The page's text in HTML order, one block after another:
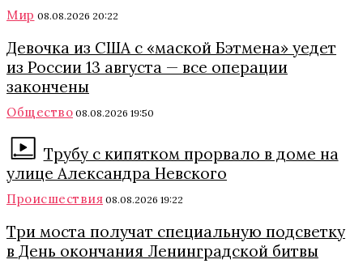
Мир 08.08.2026 20:22
Девочка из США с «маской Бэтмена» уедет
из России 13 августа — все операции
закончены
Общество 08.08.2026 19:50
Трубу с кипятком прорвало в доме на
улице Александра Невского
Происшествия 08.08.2026 19:22
Три моста получат специальную подсветку
в День окончания Ленинградской битвы